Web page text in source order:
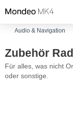
Audio & Navigation
Zubehör
Für alles, was nicht
oder sonstige.